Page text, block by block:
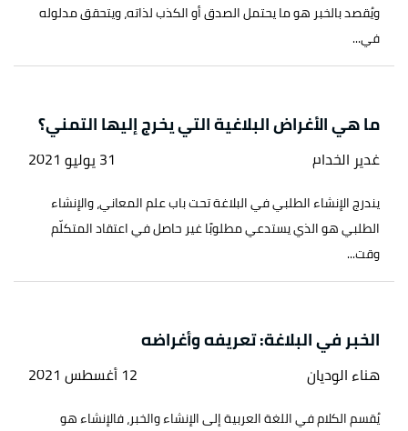
ويُقصد بالخبر هو ما يحتمل الصدق أو الكذب لذاته، ويتحقق مدلوله
في...
ما هي الأغراض البلاغية التي يخرج إليها التمني؟
غدير الخدام 31 يوليو 2021
يندرج الإنشاء الطلبي في البلاغة تحت باب علم المعاني، والإنشاء
الطلبي هو الذي يستدعي مطلوبًا غير حاصل في اعتقاد المتكلّم
وقت...
الخبر في البلاغة: تعريفه وأغراضه
هناء الوديان 12 أغسطس 2021
يُقسم الكلام في اللغة العربية إلى الإنشاء والخبر، فالإنشاء هو